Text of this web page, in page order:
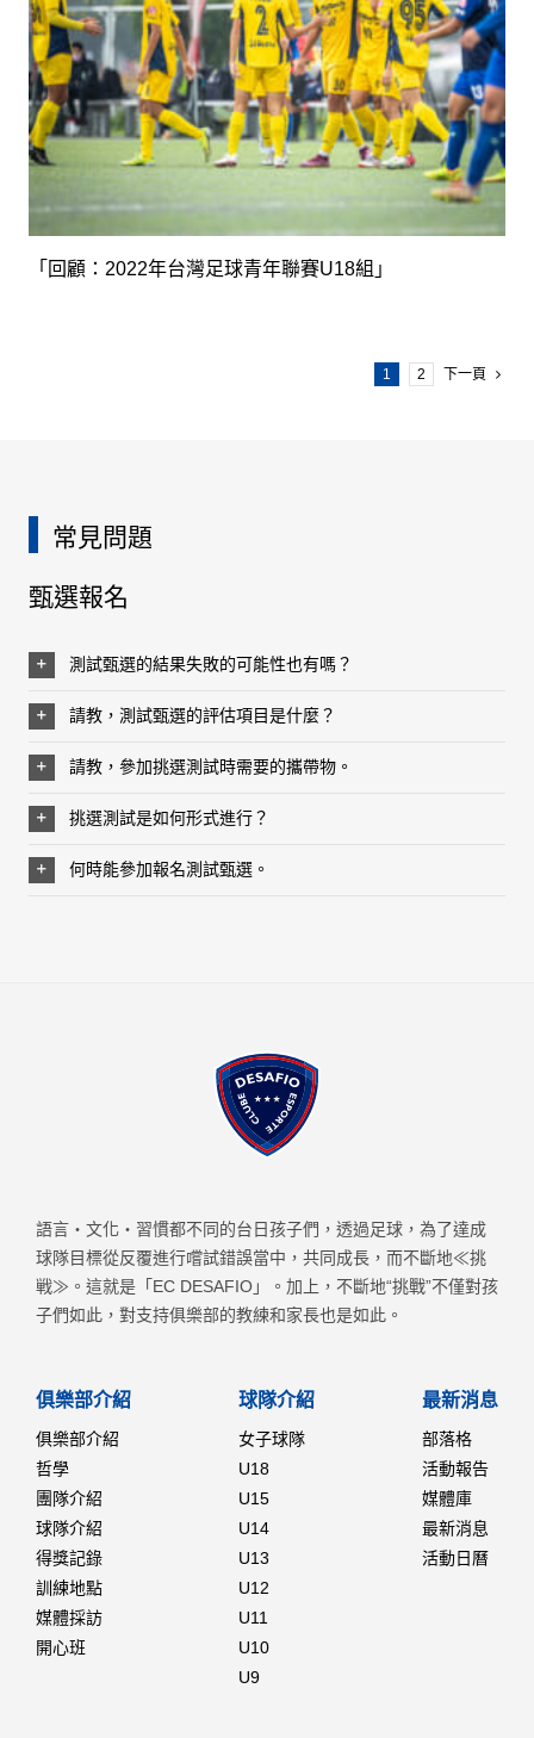
「回顧：2022年台灣足球青年聯賽U18組」
1 2 下一頁
常見問題
甄選報名
測試甄選的結果失敗的可能性也有嗎？
請教，測試甄選的評估項目是什麼？
請教，參加挑選測試時需要的攜帶物。
挑選測試是如何形式進行？
何時能參加報名測試甄選。
語言・文化・習慣都不同的台日孩子們，透過足球，為了達成
球隊目標從反覆進行嚐試錯誤當中，共同成長，而不斷地≪挑
戦≫。這就是「EC DESAFIO」。加上，不斷地“挑戰”不僅對孩
子們如此，對支持俱樂部的教練和家長也是如此。
俱樂部介紹
俱樂部介紹
哲學
團隊介紹
球隊介紹
得獎記錄
訓練地點
媒體採訪
開心班
球隊介紹
女子球隊
U18
U15
U14
U13
U12
U11
U10
U9
最新消息
部落格
活動報告
媒體庫
最新消息
活動日曆